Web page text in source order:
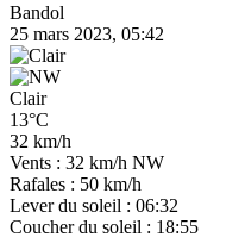
Bandol
25 mars 2023, 05:42
Clair
13°C
32 km/h
Vents : 32 km/h NW
Rafales : 50 km/h
Lever du soleil : 06:32
Coucher du soleil : 18:55